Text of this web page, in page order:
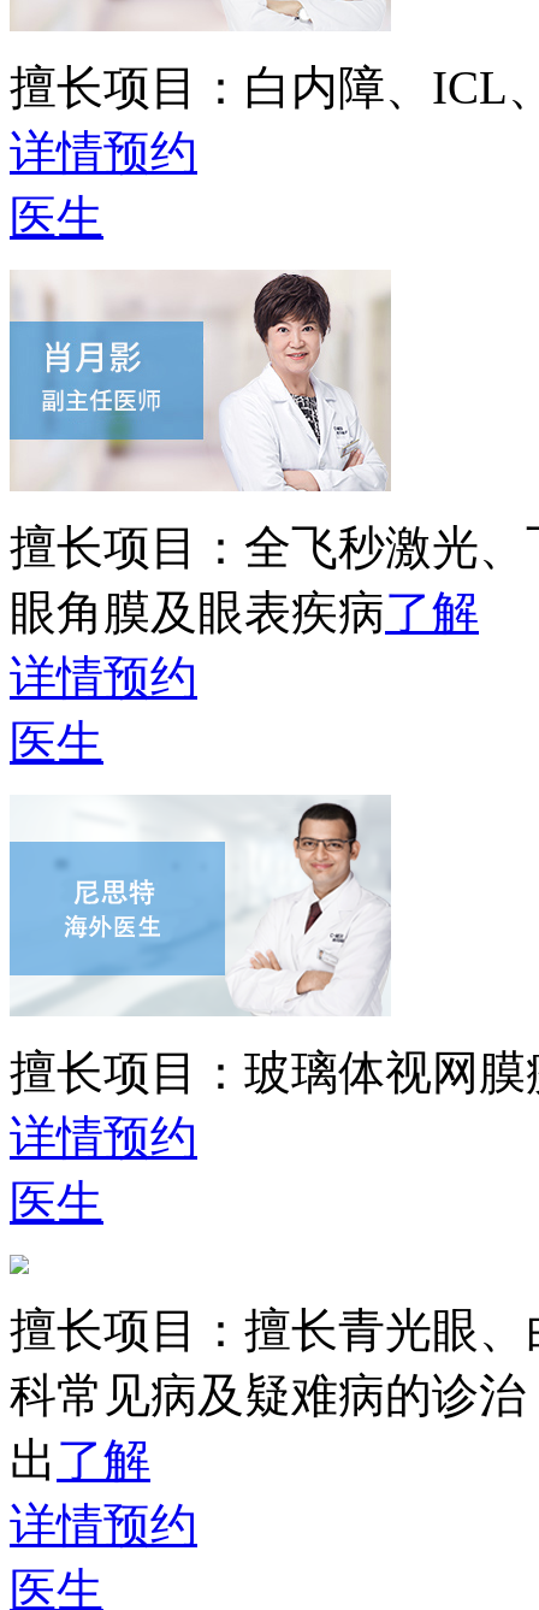
擅长项目： 白内障、ICL
详情预约
医生
擅长项目： 全飞秒激光
眼角膜及眼表疾病了解
详情预约
医生
擅长项目： 玻璃体视网
详情预约
医生
擅长项目： 擅长青光眼
科常见病及疑难病的诊
出 了解
详情预约
医生